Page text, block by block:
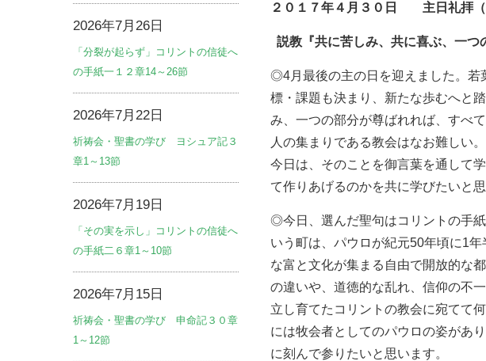
２０１７年４月３０日 主日礼拝（
説教『共に苦しみ、共に喜ぶ、一つ
◎4月最後の主の日を迎えました。若
標・課題も決まり、新たな歩むへと
み、一つの部分が尊ばれれば、すべ
人の集まりである教会はなお難しい
今日は、そのことを御言葉を通して
て作りあげるのかを共に学びたいと思
◎今日、選んだ聖句はコリントの手
いう町は、パウロが紀元50年頃に1
な富と文化が集まる自由で開放的な
の違いや、道徳的な乱れ、信仰の不
立し育てたコリントの教会に宛てて
には牧会者としてのパウロの姿があ
に刻んで参りたいと思います。
2026年7月26日
「分裂が起らず」コリントの信徒へ
の手紙一１２章14～26節
2026年7月22日
祈祷会・聖書の学び ヨシュア記３
章1～13節
2026年7月19日
「その実を示し」コリントの信徒へ
の手紙二６章1～10節
2026年7月15日
祈祷会・聖書の学び 申命記３０章
1～12節